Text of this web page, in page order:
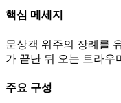
핵심 메세지
문상객 위주의 장례를
가 끝난 뒤 오는 트라우
주요 구성